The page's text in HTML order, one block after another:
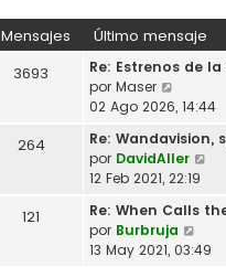
Mensajes Último mensaje
3693
Re: Estrenos de
por Maser
e
ú
l
t
i
m
o
02 Ago 2026, 14:44
264
Re: Wandavision,
por DavidAller
ú
t
12 Feb 2021, 22:19
121
Re: When Calls
por Burbruja
e
13 May 2021, 03:49